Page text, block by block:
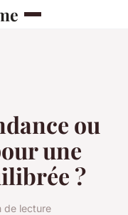
ou
une
?
de lecture